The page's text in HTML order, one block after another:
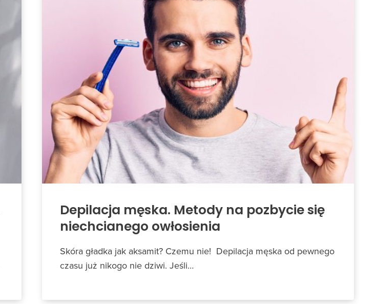
Depilacja męska. Metody na pozbycie się
niechcianego owłosienia
Skóra gładka jak aksamit? Czemu nie! Depilacja męska od pewnego
czasu już nikogo nie dziwi. Jeśli…